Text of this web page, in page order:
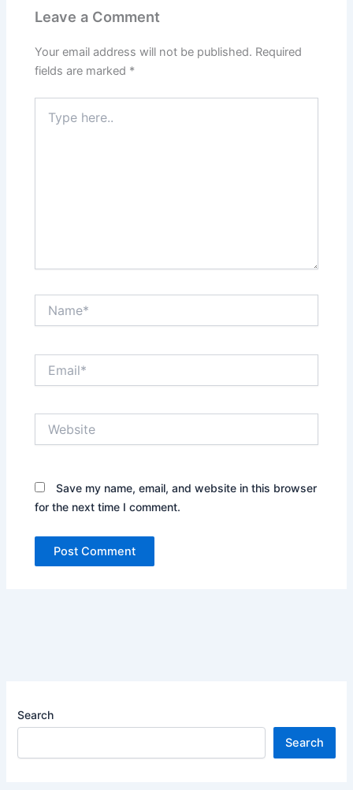
Leave a Comment
Your email address will not be published. Required
fields are marked *
here..
Save my name, email, and website in this browser
for the next time I comment.
Search
Search